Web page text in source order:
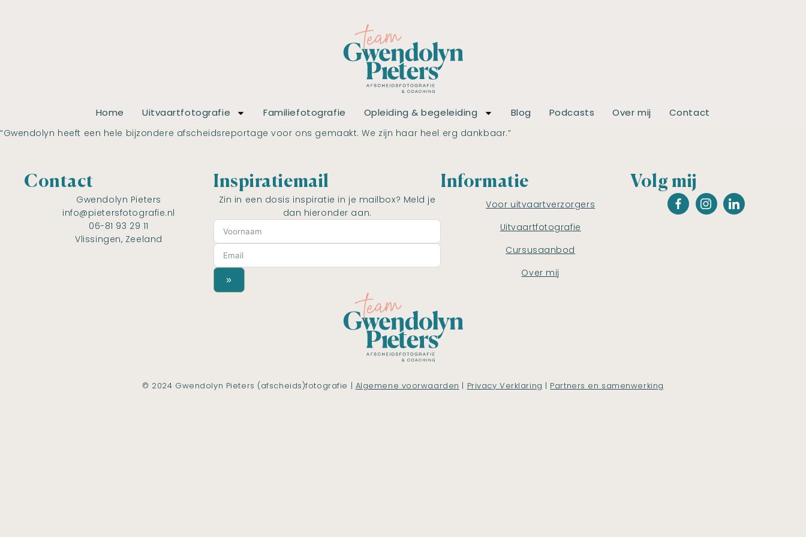
Home Uitvaartfotografie Familiefotografie Opleiding & begeleiding Blog Podcasts Over mij Contact
“Gwendolyn heeft een hele bijzondere afscheidsreportage voor ons gemaakt. We zijn haar heel erg dankbaar.”
Contact
Gwendolyn Pieters
info@pietersfotografie.nl
06-81 93 29 11
Vlissingen, Zeeland
Inspiratiemail
Zin in een dosis inspiratie in je mailbox? Meld je
dan hieronder aan.
»
Informatie
Voor uitvaartverzorgers
Uitvaartfotografie
Cursusaanbod
Over mij
Volg mij
© 2024 Gwendolyn Pieters (afscheids)fotografie | Algemene voorwaarden | Privacy Verklaring | Partners en samenwerking